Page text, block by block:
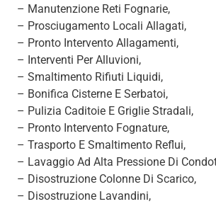
– Manutenzione Reti Fognarie,
– Prosciugamento Locali Allagati,
– Pronto Intervento Allagamenti,
– Interventi Per Alluvioni,
– Smaltimento Rifiuti Liquidi,
– Bonifica Cisterne E Serbatoi,
– Pulizia Caditoie E Griglie Stradali,
– Pronto Intervento Fognature,
– Trasporto E Smaltimento Reflui,
– Lavaggio Ad Alta Pressione Di
– Disostruzione Colonne Di Scarico,
– Disostruzione Lavandini,